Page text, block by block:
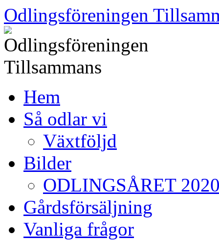
Skip
to
content
Odlingsföreningen
Hem
Så odlar vi
Växtföljd
Bilder
ODLINGSÅRET
Gårdsförsäljning
Vanliga frågor